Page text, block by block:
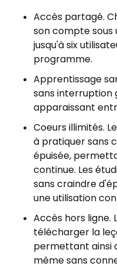
Accès partagé.
son compte sous
jusqu'à six
programme.
Apprentissage
sans interruption
apparaissant
Coeurs illimités.
à pratiquer sans
épuisée,
continue. Les
sans craindre
une utilisation
Accès hors ligne.
télécharger la
permettant ainsi
même sans